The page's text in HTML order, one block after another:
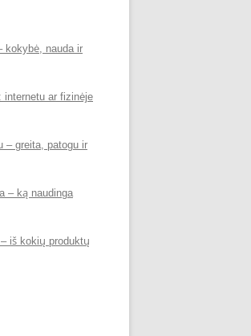
kokybė, nauda ir
internetu ar fizinėje
– greita, patogu ir
– ką naudinga
iš kokių produktų